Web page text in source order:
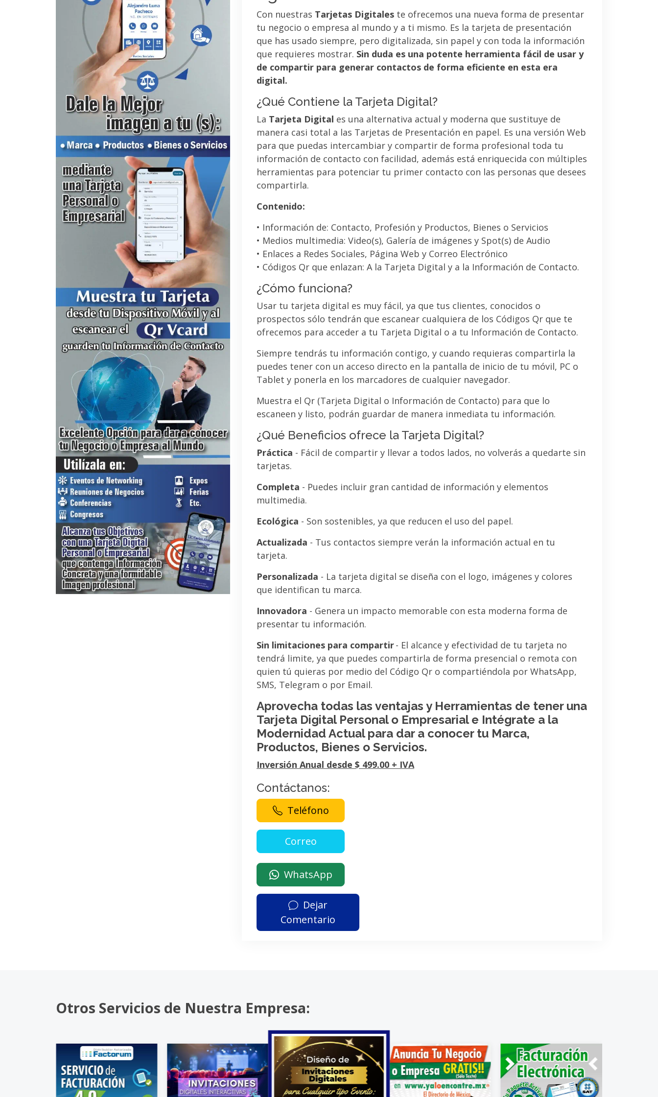
Con nuestras Tarjetas Digitales te ofrecemos una nueva forma de presentar
tu negocio o empresa al mundo y a ti mismo. Es la tarjeta de presentación
que has usado siempre, pero digitalizada, sin papel y con toda la información
que requieres mostrar. Sin duda es una potente herramienta fácil de usar y
de compartir para generar contactos de forma eficiente en esta era
digital.
¿Qué Contiene la Tarjeta Digital?
La Tarjeta Digital es una alternativa actual y moderna que sustituye de
manera casi total a las Tarjetas de Presentación en papel. Es una versión Web
para que puedas intercambiar y compartir de forma profesional toda tu
información de contacto con facilidad, además está enriquecida con múltiples
herramientas para potenciar tu primer contacto con las personas que desees
compartirla.
Contenido:
• Información de: Contacto, Profesión y Productos, Bienes o Servicios
• Medios multimedia: Video(s), Galería de imágenes y Spot(s) de Audio
• Enlaces a Redes Sociales, Página Web y Correo Electrónico
• Códigos Qr que enlazan: A la Tarjeta Digital y a la Información de Contacto.
¿Cómo funciona?
Usar tu tarjeta digital es muy fácil, ya que tus clientes, conocidos o
prospectos sólo tendrán que escanear cualquiera de los Códigos Qr que te
ofrecemos para acceder a tu Tarjeta Digital o a tu Información de Contacto.
Siempre tendrás tu información contigo, y cuando requieras compartirla la
puedes tener con un acceso directo en la pantalla de inicio de tu móvil, PC o
Tablet y ponerla en los marcadores de cualquier navegador.
Muestra el Qr (Tarjeta Digital o Información de Contacto) para que lo
escaneen y listo, podrán guardar de manera inmediata tu información.
¿Qué Beneficios ofrece la Tarjeta Digital?
Práctica - Fácil de compartir y llevar a todos lados, no volverás a quedarte sin
tarjetas.
Completa - Puedes incluir gran cantidad de información y elementos
multimedia.
Ecológica - Son sostenibles, ya que reducen el uso del papel.
Actualizada - Tus contactos siempre verán la información actual en tu
tarjeta.
Personalizada - La tarjeta digital se diseña con el logo, imágenes y colores
que identifican tu marca.
Innovadora - Genera un impacto memorable con esta moderna forma de
presentar tu información.
Sin limitaciones para compartir- El alcance y efectividad de tu tarjeta no
tendrá limite, ya que puedes compartirla de forma presencial o remota con
quien tú quieras por medio del Código Qr o compartiéndola por WhatsApp,
SMS, Telegram o por Email.
Aprovecha todas las ventajas y Herramientas de tener una
Tarjeta Digital Personal o Empresarial e Intégrate a la
Modernidad Actual para dar a conocer tu Marca,
Productos, Bienes o Servicios.
Inversión Anual desde $ 499.00 + IVA
Contáctanos:
Teléfono
WhatsApp
Dejar
Comentario
Otros Servicios de Nuestra Empresa: